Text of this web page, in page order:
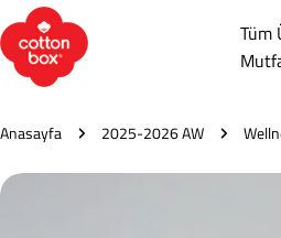
İçeriğe
atla
Tüm
Anasayfa 2025-2026 AW